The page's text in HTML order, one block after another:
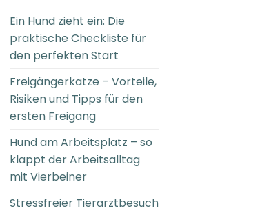
Ein Hund zieht ein: Die
praktische Checkliste für
den perfekten Start
Freigängerkatze – Vorteile,
Risiken und Tipps für den
ersten Freigang
Hund am Arbeitsplatz – so
klappt der Arbeitsalltag
mit Vierbeiner
Stressfreier Tierarztbesuch